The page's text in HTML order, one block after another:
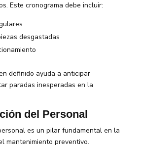
Este cronograma debe incluir:
desgastadas
definido ayuda a anticipar
paradas inesperadas en la
del Personal
es un pilar fundamental en la
mantenimiento preventivo.